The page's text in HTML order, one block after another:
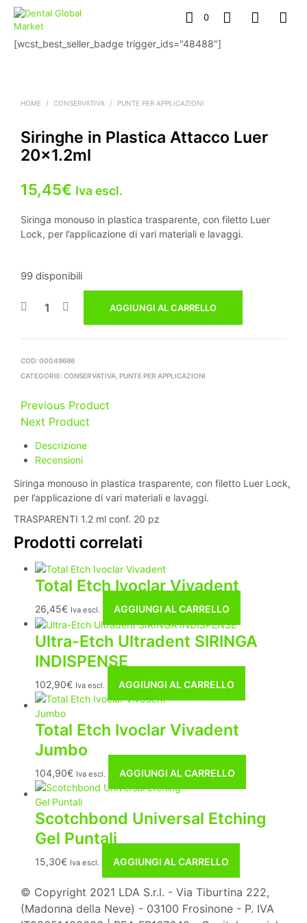
0
[wcst_best_seller_badge trigger_ids="48488"]
HOME / CONSERVATIVA / PUNTE PER APPLICAZIONI
Siringhe in Plastica Attacco Luer
20×1.2ml
15,45€ Iva escl.
Siringa monouso in plastica trasparente, con filetto Luer
Lock, per l’applicazione di vari materiali e lavaggi.
99 disponibili
AGGIUNGI AL CARRELLO
COD: 00049686
CATEGORIE: CONSERVATIVA PUNTE PER APPLICAZIONI
Previous Product
Next Product
Descrizione
Recensioni
Siringa monouso in plastica trasparente, con filetto Luer Lock,
per l’applicazione di vari materiali e lavaggi.
TRASPARENTI 1.2 ml conf. 20 pz
Prodotti correlati
Total Etch Ivoclar Vivadent
26,45€ Iva escl. AGGIUNGI AL CARRELLO
Ultra-Etch Ultradent SIRINGA
INDISPENSE
102,90€ Iva escl. AGGIUNGI AL CARRELLO
Total Etch Ivoclar Vivadent
Jumbo
104,90€ Iva escl. AGGIUNGI AL CARRELLO
Scotchbond Universal Etching
Gel Puntali
15,30€ Iva escl. AGGIUNGI AL CARRELLO
© Copyright 2021 LDA S.r.l. - Via Tiburtina 222,
(Madonna della Neve) - 03100 Frosinone - P. IVA